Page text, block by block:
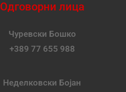
Одговорни лица
Чуревски Бошко
+389 77 655 988
Неделковски Бојан